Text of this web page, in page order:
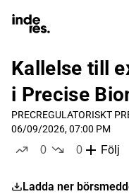
Kallelse till
i Precise
PRECREGULATORISKT
06/09/2026, 07:00 PM
0
0
Följ
Ladda ner